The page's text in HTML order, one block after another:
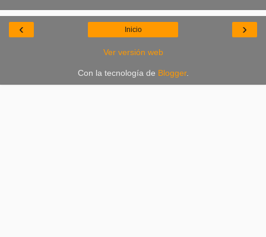
‹ ›
Inicio
Ver versión web
Con la tecnología de Blogger.